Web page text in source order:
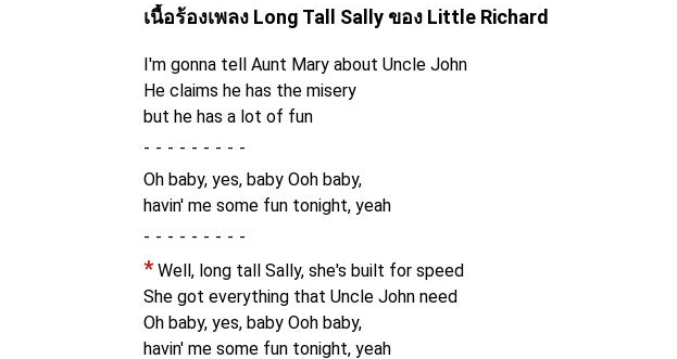
เนื้อร้องเพลง Long Tall Sallyของ Little Richard
I'm gonna tell Aunt Mary about Uncle John
He claims he has the misery
but he has a lot of fun
-
Oh baby, yes, baby Ooh baby,
havin' me some fun tonight, yeah
-
* Well, long tall Sally, she's built for speed
She got everything that Uncle John need
Oh baby, yes, baby Ooh baby,
havin' me some fun tonight, yeah